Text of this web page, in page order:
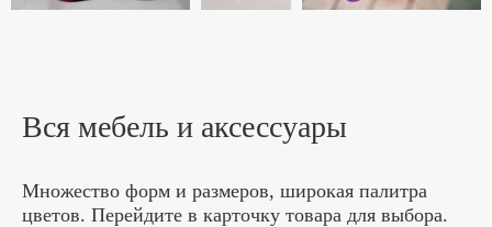
Вся мебель и аксессуары
Множество форм и размеров, широкая палитра
цветов. Перейдите в карточку товара для выбора.